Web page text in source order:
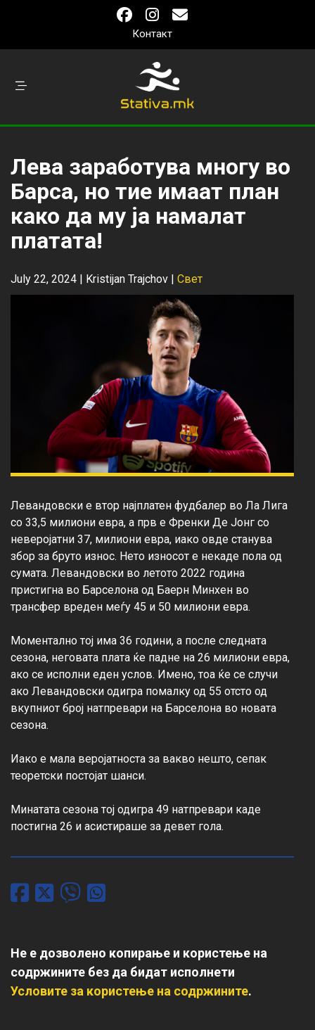
Контакт
Лева заработува многу во
Барса, но тие имаат план
како да му ја намалат
платата!
July 22, 2024 | Kristijan Trajchov | Свет
Левандовски е втор најплатен фудбалер во Ла Лига
со 33,5 милиони евра, а прв е Френки Де Јонг со
неверојатни 37, милиони евра, иако овде станува
збор за бруто износ. Нето износот е некаде пола од
сумата. Левандовски во летото 2022 година
пристигна во Барселона од Баерн Минхен во
трансфер вреден меѓу 45 и 50 милиони евра.
Моментално тој има 36 години, а после следната
сезона, неговата плата ќе падне на 26 милиони евра,
ако се исполни еден услов. Имено, тоа ќе се случи
ако Левандовски одигра помалку од 55 отсто од
вкупниот број натпревари на Барселона во новата
сезона.
Иако е мала веројатноста за вакво нешто, сепак
теоретски постојат шанси.
Минатата сезона тој одигра 49 натпревари каде
постигна 26 и асистираше за девет гола.
Не е дозволено копирање и користење на
содржините без да бидат исполнети
Условите за користење на содржините.